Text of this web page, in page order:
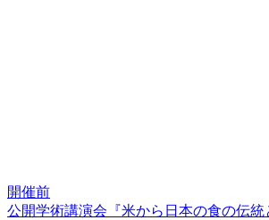
開催前
公開学術講演会『米から日本の食の伝統